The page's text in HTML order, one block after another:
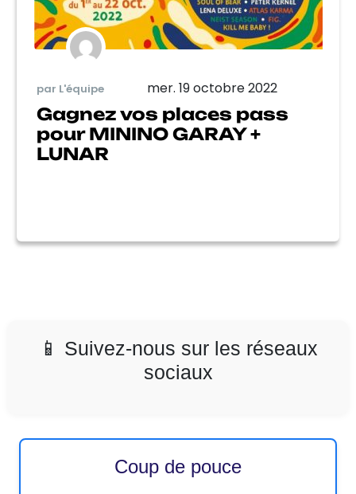
par L'équipe mer. 19 octobre 2022
Gagnez vos places pass
pour MININO GARAY +
LUNAR
📱 Suivez-nous sur les réseaux
sociaux
Coup de pouce